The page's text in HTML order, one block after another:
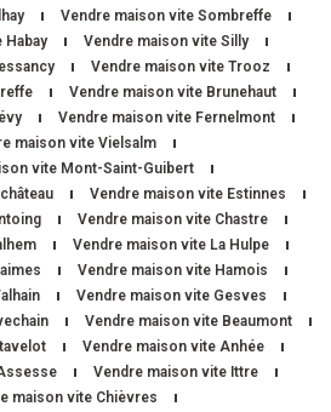
Vendre maison vite Sombreffe
Vendre maison vite Silly
Vendre maison vite Trooz
Vendre maison vite Brunehaut
Vendre maison vite Fernelmont
maison vite Vielsalm
vite Mont-Saint-Guibert
Vendre maison vite Estinnes
Vendre maison vite Chastre
Vendre maison vite La Hulpe
Vendre maison vite Hamois
Vendre maison vite Gesves
Vendre maison vite Beaumont
Vendre maison vite Anhée
Vendre maison vite Ittre
maison vite Chièvres